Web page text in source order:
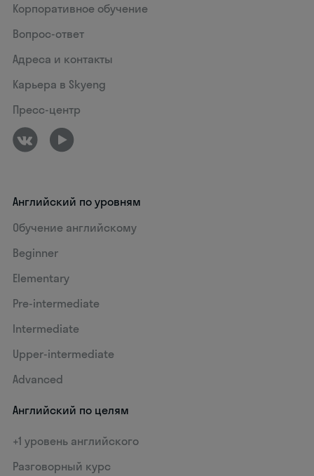
Корпоративное обучение
Вопрос-ответ
Адреса и контакты
Карьера в Skyeng
Пресс-центр
Английский по уровням
Обучение английскому
Beginner
Elementary
Pre-intermediate
Intermediate
Upper-intermediate
Advanced
Английский по целям
+1 уровень английского
Разговорный курс